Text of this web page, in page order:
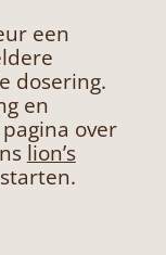
een
dosering.
en
over
lion’s